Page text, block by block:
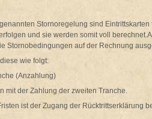
Stornoregelung sind
und sie werden somit voll
Stornobedingungen auf der Rechnung
wie folgt:
(Anzahlung)
mit der Zahlung der zweiten Tranche.
ist der Zugang der Rücktrittserklärung